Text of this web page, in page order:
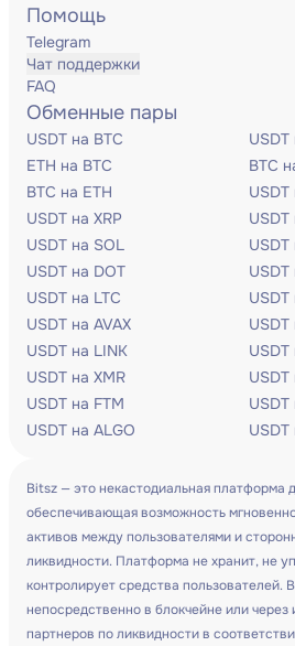
Помощь
Telegram
Чат поддержки
FAQ
Обменные пары
USDT на BTC
USDT
ETH на BTC
BTC
BTC на ETH
USDT
USDT на XRP
USDT
USDT на SOL
USDT
USDT на DOT
USDT
USDT на LTC
USDT
USDT на AVAX
USDT
USDT на LINK
USDT
USDT на XMR
USDT
USDT на FTM
USDT
USDT на ALGO
USDT
Bitsz — это некастодиальная платформа
обеспечивающая возможность
активов между пользователями и
ликвидности. Платформа не хранит, не
контролирует средства пользователей.
непосредственно в блокчейне или через
партнеров по ликвидности в